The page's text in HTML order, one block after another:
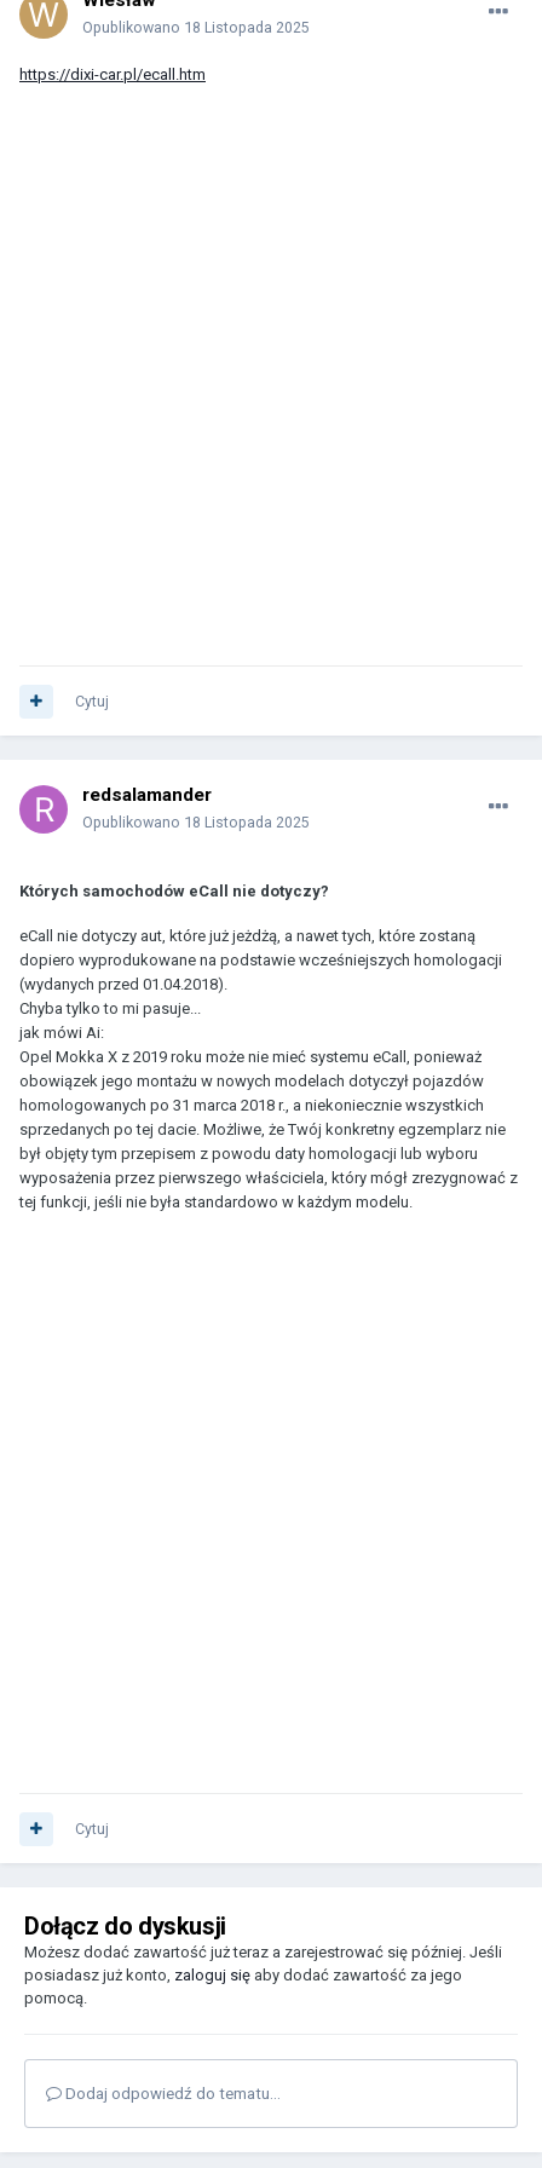
Opublikowano 18 Listopada 2025
https://dixi-car.pl/ecall.htm
Cytuj
redsalamander
Opublikowano 18 Listopada 2025
Których samochodów eCall nie dotyczy?
eCall nie dotyczy aut, które już jeżdżą, a nawet tych, które zostaną
dopiero wyprodukowane na podstawie wcześniejszych homologacji
(wydanych przed 01.04.2018).
Chyba tylko to mi pasuje...
jak mówi Ai:
Opel Mokka X z 2019 roku może nie mieć systemu eCall, ponieważ
obowiązek jego montażu w nowych modelach dotyczył pojazdów
homologowanych po 31 marca 2018 r., a niekoniecznie wszystkich
sprzedanych po tej dacie. Możliwe, że Twój konkretny egzemplarz nie
był objęty tym przepisem z powodu daty homologacji lub wyboru
wyposażenia przez pierwszego właściciela, który mógł zrezygnować z
tej funkcji, jeśli nie była standardowo w każdym modelu.
Cytuj
Dołącz do dyskusji
Możesz dodać zawartość już teraz a zarejestrować się później. Jeśli
posiadasz już konto, zaloguj się aby dodać zawartość za jego
pomocą.
Dodaj odpowiedź do tematu...